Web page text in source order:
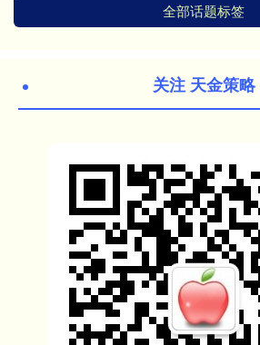
全部话题标签
关注 天金策略